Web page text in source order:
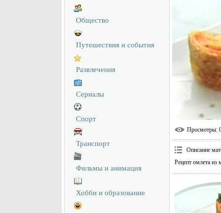
Общество
Путешествия и события
Развлечения
Сериалы
Спорт
Транспорт
Фильмы и анимация
Хобби и образование
Просмотры:
Описание
Рецепт омлета